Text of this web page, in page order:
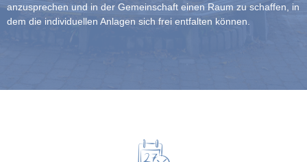
anzusprechen und in der Gemeinschaft einen Raum zu schaffen, in
dem die individuellen Anlagen sich frei entfalten können.